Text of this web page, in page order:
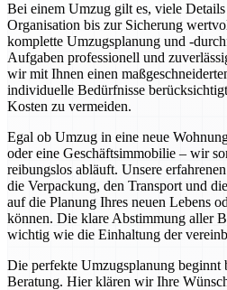
Bei einem Umzug gilt es, viele
Organisation bis zur Sicherung
komplette Umzugsplanung und -
Aufgaben professionell und
wir mit Ihnen einen
individuelle Bedürfnisse
Kosten zu vermeiden.
Egal ob Umzug in eine neue
oder eine Geschäftsimmobilie – wir
reibungslos abläuft. Unsere
die Verpackung, den Transport und
auf die Planung Ihres neuen Lebens
können. Die klare Abstimmung aller
wichtig wie die Einhaltung der
Die perfekte Umzugsplanung beginnt
Beratung. Hier klären wir Ihre